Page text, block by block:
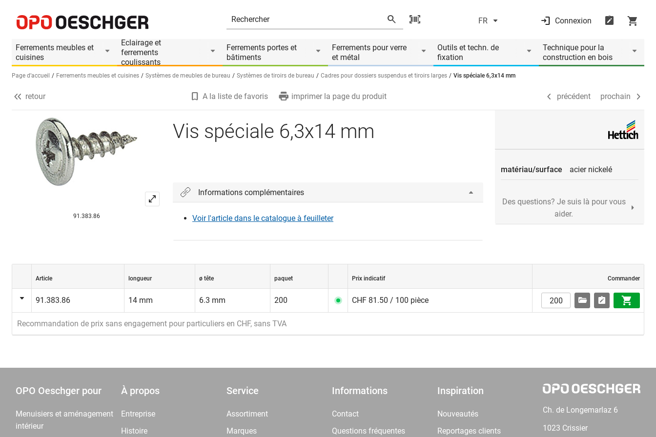
FR Connexion
Ferrements meubles et
cuisines
Eclairage et
ferrements
coulissants
Ferrements portes et
bâtiments
Ferrements pour verre
et métal
Outils et techn. de
fixation
Technique pour la
construction en bois
Sélectionnez une langue (FR)
Page d’accueil Ferrements meubles et cuisines Systèmes de meubles de bureau Systèmes de tiroirs de bureau Cadres pour dossiers suspendus et tiroirs larges Vis spéciale 6,3x14 mm
Informations produit
précédent prochain
retour A la liste de favoris imprimer la page du produit précédent prochain
91.383.86
Vis spéciale 6,3x14 mm
Informations complémentaires
Voir l'article dans le catalogue à feuilleter
matériau/surface acier nickelé
Des questions? Je suis là pour vous
aider.
Article longueur ø tête paquet Prix indicatif Commander
91.383.86 14 mm 6.3 mm 200 CHF 81.50 / 100 pièce
Recommandation de prix sans engagement pour particuliers en CHF, sans TVA
OPO Oeschger pour
Menuisiers et aménagement
intérieur
À propos
Entreprise
Histoire
Service
Assortiment
Marques
Informations
Contact
Questions fréquentes
Inspiration
Nouveautés
Reportages clients
Ch. de Longemarlaz 6
1023 Crissier